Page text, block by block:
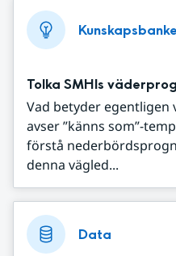
Tolka SMHIs
Vad betyder egentligen
avser ”känns som”-
förstå
denna vägled...
Data